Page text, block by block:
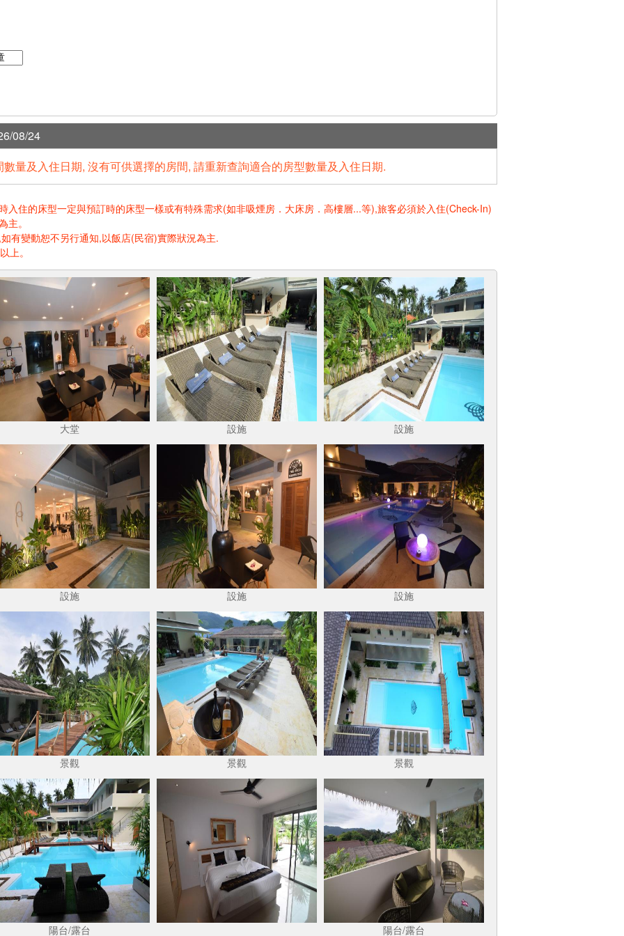
08/24
量及入住日期, 沒有可供選擇的房間, 請重新查詢適合的房型數量及入住日期.
入住的床型一定與預訂時的床型一樣或有特殊需求(如非吸煙房．大床房．高樓層...等),旅客必須於入住(Check-In)
主。
有變動恕不另行通知,以飯店(民宿)實際狀況為主.
上。
大堂 設施 設施
設施 設施 設施
景觀 景觀 景觀
陽台/露台 陽台/露台